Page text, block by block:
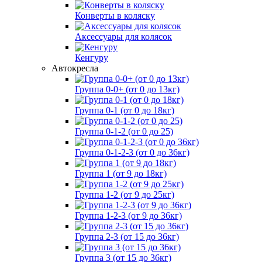
Конверты в коляску
Аксессуары для колясок
Кенгуру
Автокресла
Группа 0-0+ (от 0 до 13кг)
Группа 0-1 (от 0 до 18кг)
Группа 0-1-2 (от 0 до 25)
Группа 0-1-2-3 (от 0 до 36кг)
Группа 1 (от 9 до 18кг)
Группа 1-2 (от 9 до 25кг)
Группа 1-2-3 (от 9 до 36кг)
Группа 2-3 (от 15 до 36кг)
Группа 3 (от 15 до 36кг)